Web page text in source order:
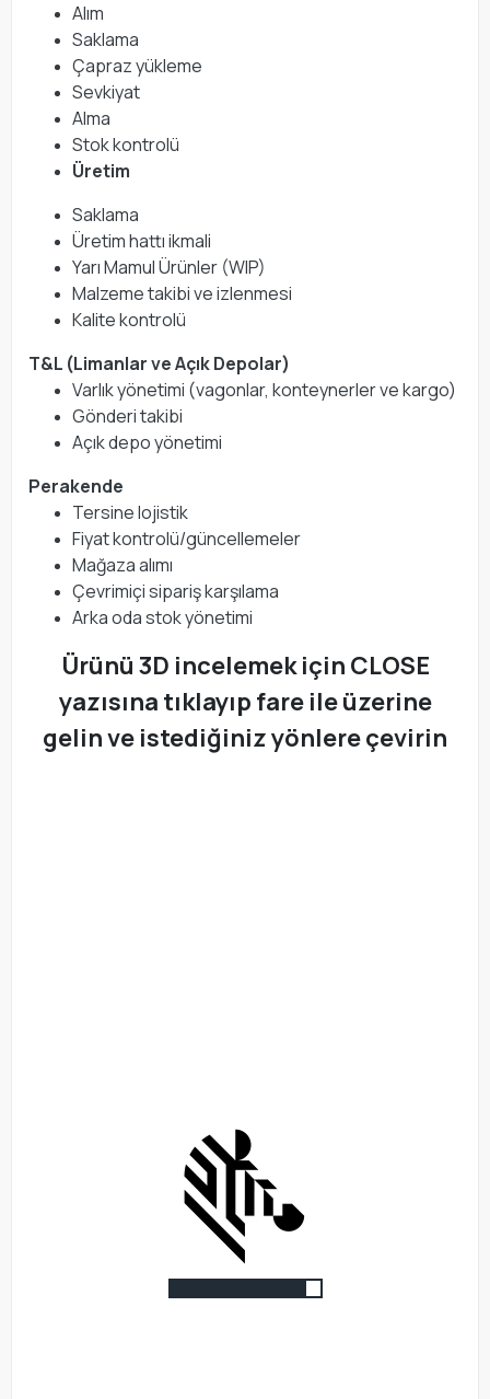
Alım
Saklama
Çapraz yükleme
Sevkiyat
Alma
Stok kontrolü
Üretim
Saklama
Üretim hattı ikmali
Yarı Mamul Ürünler (WIP)
Malzeme takibi ve izlenmesi
Kalite kontrolü
T&L (Limanlar ve Açık Depolar)
Varlık yönetimi (vagonlar, konteynerler ve kargo)
Gönderi takibi
Açık depo yönetimi
Perakende
Tersine lojistik
Fiyat kontrolü/güncellemeler
Mağaza alımı
Çevrimiçi sipariş karşılama
Arka oda stok yönetimi
Ürünü 3D incelemek için CLOSE
yazısına tıklayıp fare ile üzerine
gelin ve istediğiniz yönlere çevirin